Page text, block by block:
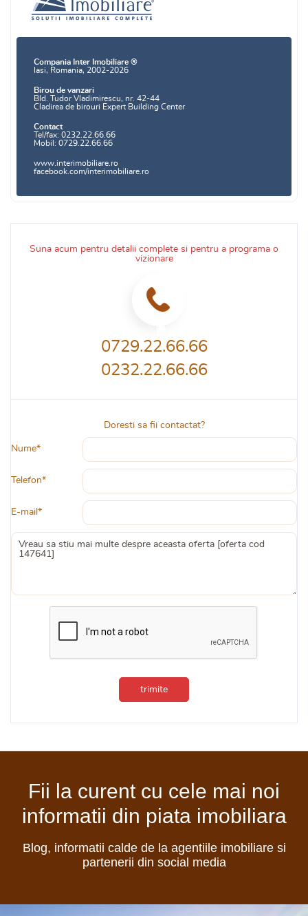
Suna acum pentru detalii complete si pentru a programa o
vizionare
0729.22.66.66
0232.22.66.66
Doresti sa fii contactat?
Nume*
Telefon*
E-mail*
trimite
Compania Inter Imobiliare ®
Iasi, Romania, 2002-2026
Birou de vanzari
Bld. Tudor Vladimirescu, nr. 42-44
Cladirea de birouri Expert Building Center
Contact
Tel/fax: 0232.22.66.66
Mobil: 0729.22.66.66
www.interimobiliare.ro
facebook.com/interimobiliare.ro
Fii la curent cu cele mai noi
informatii din piata imobiliara
Blog, informatii calde de la agentiile imobiliare si
partenerii din social media